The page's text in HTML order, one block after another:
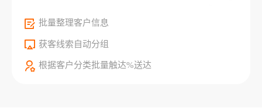
批量整理客户信息
获客线索自动分组
根据客户分类批量触达%送达